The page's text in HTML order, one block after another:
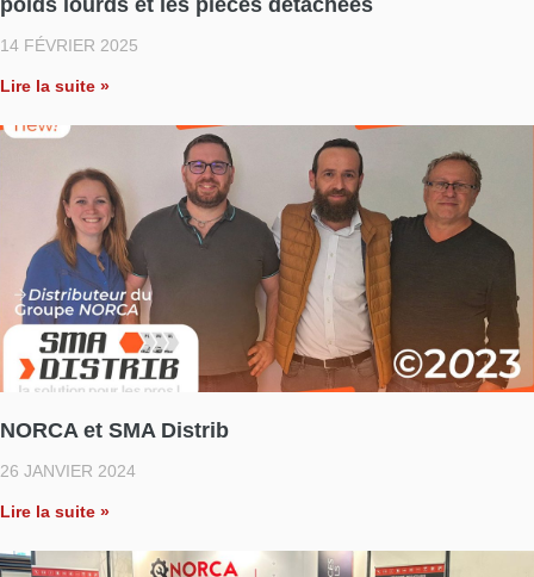
poids lourds et les pièces détachées
14 FÉVRIER 2025
Lire la suite »
NORCA et SMA Distrib
26 JANVIER 2024
Lire la suite »